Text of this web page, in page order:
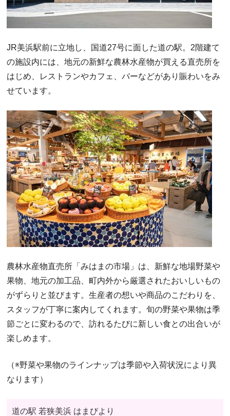
JR美浜駅前に立地し、国道27号に面した道の駅。2階建て
の施設内には、地元の新鮮な農林水産物が買える直売所を
はじめ、レストランやカフェ、バーなどがあり賑わいをみ
せています。
農林水産物直売所「みはまの市場」は、新鮮な地場野菜や
果物、地元の加工品、町内外から厳選されたおいしいもの
がずらりと並びます。生産者の想いや商品のこだわりを、
スタッフが丁寧に案内してくれます。旬の野菜や果物は季
節ごとに変わるので、訪れるたびに新しい食との出合いが
楽しめます。
（※野菜や果物のラインナップは季節や入荷状況により異
なります）
道の駅 若狭美浜 はまびより